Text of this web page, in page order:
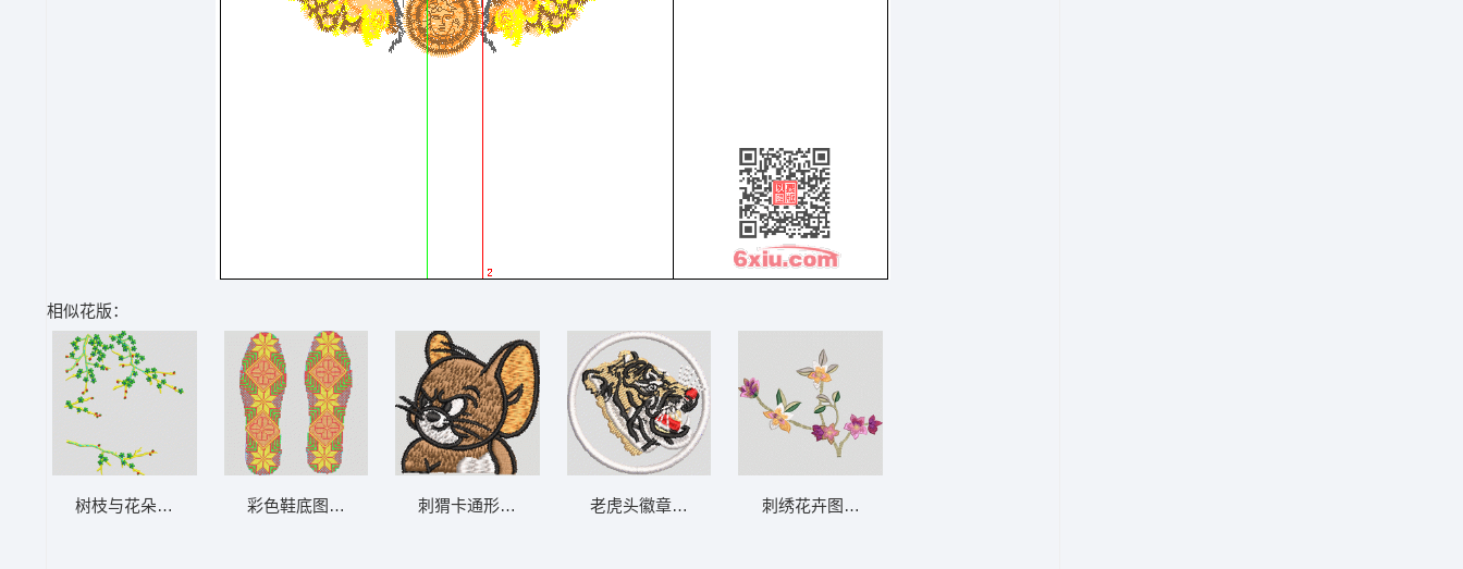
相似花版：
树枝与花朵的三维模型 树花彩色鞋底图案设计图 鞋垫刺猬卡通形象刺绣 老鼠 老虎头徽章图案 虎 刺绣花卉图案 汉服